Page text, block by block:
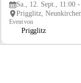
Sa., 12. Sept., 11:00
Event von
Prigglitz